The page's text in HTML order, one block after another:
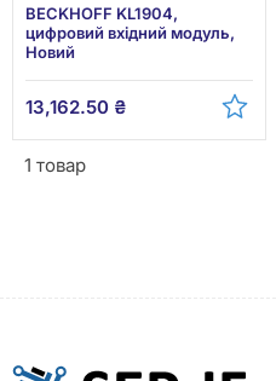
BECKHOFF KL1904,
цифровий вхідний модуль,
Новий
13,162.50 ₴
1 товар